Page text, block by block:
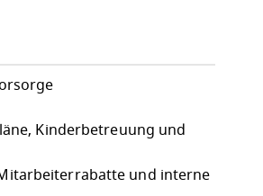
Kinderbetreuung und
und interne